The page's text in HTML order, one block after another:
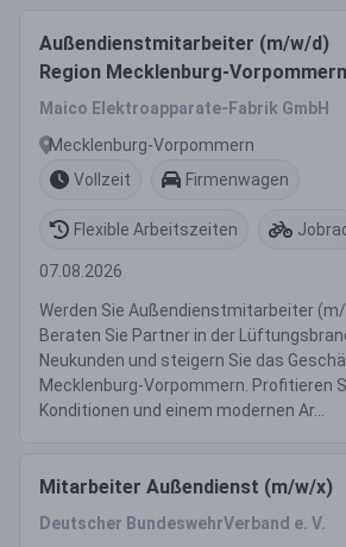
Außendienstmitarbeiter (m/w/d)
Region Mecklenburg-Vorpommern
Maico Elektroapparate-Fabrik GmbH
Mecklenburg-Vorpommern
Vollzeit
Firmenwagen
Flexible Arbeitszeiten
07.08.2026
Werden Sie Außendienstmitarbeiter (m/
Beraten Sie Partner in der
Neukunden und steigern Sie das
Mecklenburg-Vorpommern. Profitieren
Konditionen und einem modernen Ar...
Mitarbeiter Außendienst (m/w/x)
Deutscher BundeswehrVerband e. V.